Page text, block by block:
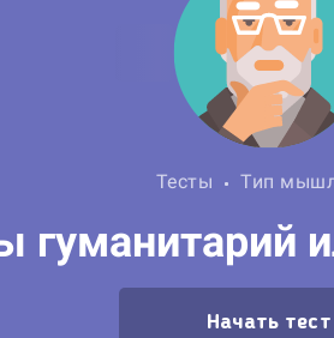
Тесты Тип
гуманитарий
Начать тест